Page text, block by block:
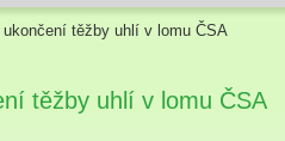
ukončení těžby uhlí v lomu ČSA
těžby uhlí v lomu ČSA